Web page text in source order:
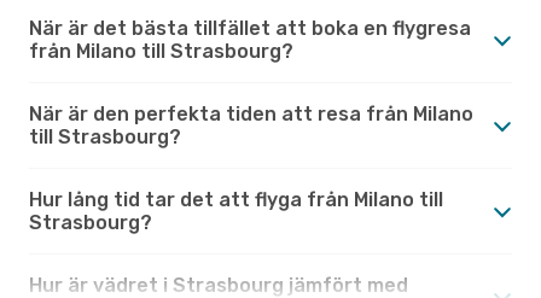
När är det bästa tillfället att boka en flygresa
från Milano till Strasbourg?
När är den perfekta tiden att resa från Milano
till Strasbourg?
Hur lång tid tar det att flyga från Milano till
Strasbourg?
Hur är vädret i Strasbourg jämfört med